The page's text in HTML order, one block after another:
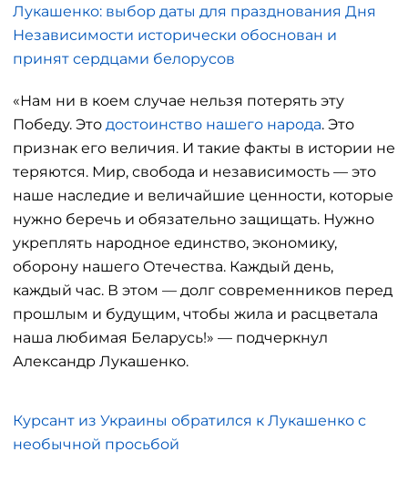
Лукашенко: выбор даты для празднования Дня
Независимости исторически обоснован и
принят сердцами белорусов
«Нам ни в коем случае нельзя потерять эту
Победу. Это достоинство нашего народа. Это
признак его величия. И такие факты в истории не
теряются. Мир, свобода и независимость — это
наше наследие и величайшие ценности, которые
нужно беречь и обязательно защищать. Нужно
укреплять народное единство, экономику,
оборону нашего Отечества. Каждый день,
каждый час. В этом — долг современников перед
прошлым и будущим, чтобы жила и расцветала
наша любимая Беларусь!» — подчеркнул
Александр Лукашенко.
Курсант из Украины обратился к Лукашенко с
необычной просьбой